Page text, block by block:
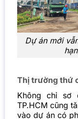
Dự án mới
Thị trường thứ
Không chỉ
TP.HCM cũng
vào dự án có